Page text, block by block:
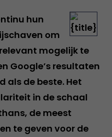
hun
om
mogelijk te
Google’s resultaten
als de beste. Het
in de schaal
de meest
te geven voor de